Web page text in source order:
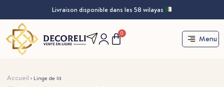
Livraison disponible dans les 58 wilayas
0
Menu
Accueil › Linge de lit